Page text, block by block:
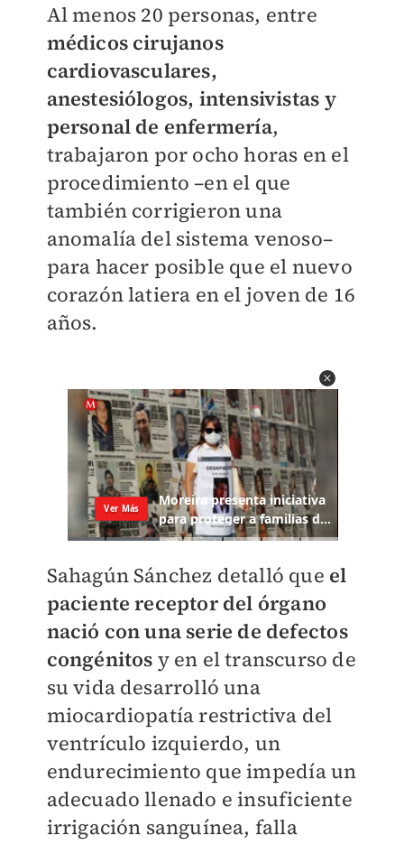
Al menos 20 personas, entre
médicos cirujanos
cardiovasculares,
anestesiólogos, intensivistas y
personal de enfermería,
trabajaron por ocho horas en el
procedimiento –en el que
también corrigieron una
anomalía del sistema venoso–
para hacer posible que el nuevo
corazón latiera en el joven de 16
años.
Sahagún Sánchez detalló que el
paciente receptor del órgano
nació con una serie de defectos
congénitos y en el transcurso de
su vida desarrolló una
miocardiopatía restrictiva del
ventrículo izquierdo, un
endurecimiento que impedía un
adecuado llenado e insuficiente
irrigación sanguínea, falla